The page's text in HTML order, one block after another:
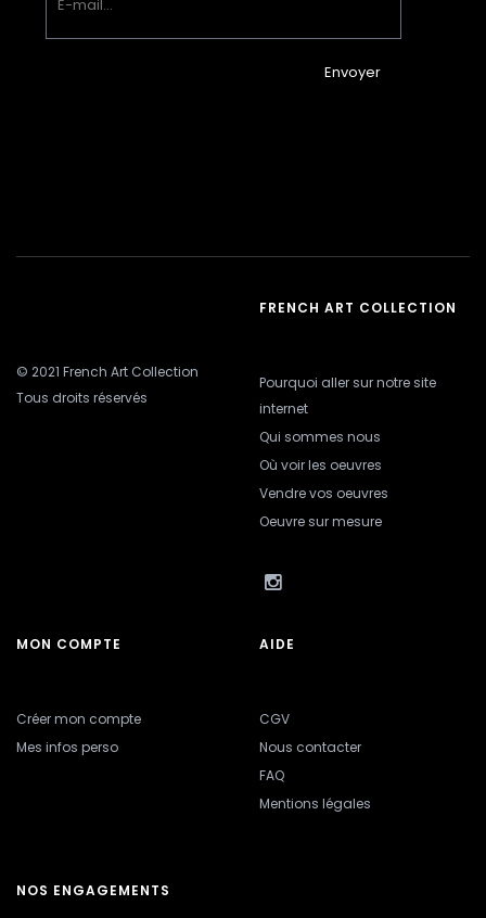
Envoyer
© 2021 French Art Collection
Tous droits réservés
FRENCH ART COLLECTION
Pourquoi aller sur notre site
internet
Qui sommes nous
Où voir les oeuvres
Vendre vos oeuvres
Oeuvre sur mesure
MON COMPTE
Créer mon compte
Mes infos perso
AIDE
CGV
Nous contacter
FAQ
Mentions légales
NOS ENGAGEMENTS